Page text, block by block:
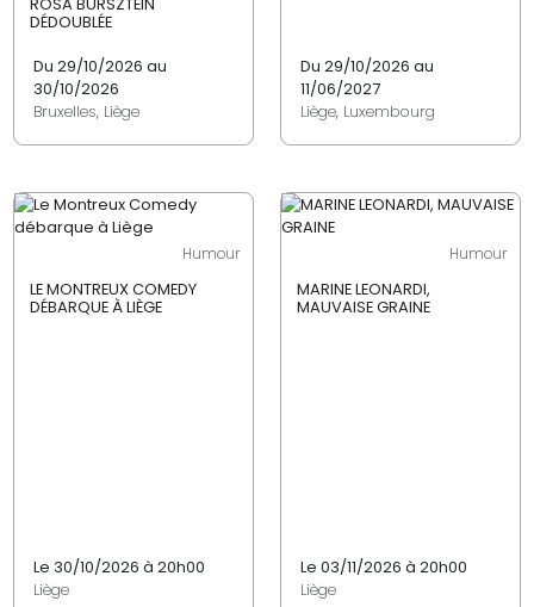
DÉDOUBLÉE
Du 29/10/2026 au
30/10/2026
Bruxelles, Liège
Du 29/10/2026 au
11/06/2027
Liège, Luxembourg
Humour
LE MONTREUX COMEDY
DÉBARQUE À LIÈGE
Le 30/10/2026 à 20h00
Liège
Humour
MARINE LEONARDI,
MAUVAISE GRAINE
Le 03/11/2026 à 20h00
Liège